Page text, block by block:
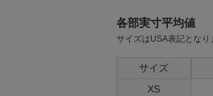
各部実寸平均値
サイズはUSA表記となり
サイズ
XS